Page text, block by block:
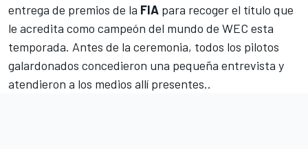
entrega de premios de la FIA para recoger el título que
le acredita como campeón del mundo de WEC esta
temporada. Antes de la ceremonia, todos los pilotos
galardonados concedieron una pequeña entrevista y
atendieron a los medios allí presentes..